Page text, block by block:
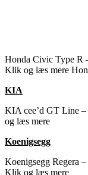
Honda Civic Type R
Klik og læs mere
KIA
KIA cee’d GT Line
og læs mere
Koenigsegg
Koenigsegg Regera
Klik og læs mere